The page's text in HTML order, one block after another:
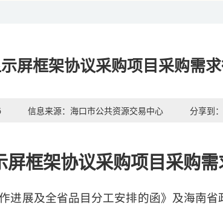
屏框架协议采购项目采购需
信息来源： 海口市公共资源交易中心 分享到：
屏框架协议采购项目采购
进展及全省品目分工安排的函》及海南